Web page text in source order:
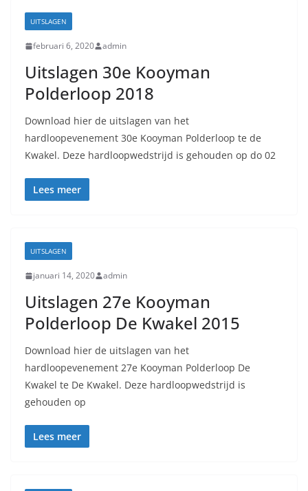
UITSLAGEN
februari 6, 2020 admin
Uitslagen 30e Kooyman
Polderloop 2018
Download hier de uitslagen van het
hardloopevenement 30e Kooyman Polderloop te de
Kwakel. Deze hardloopwedstrijd is gehouden op do 02
Lees meer
UITSLAGEN
januari 14, 2020 admin
Uitslagen 27e Kooyman
Polderloop De Kwakel 2015
Download hier de uitslagen van het
hardloopevenement 27e Kooyman Polderloop De
Kwakel te De Kwakel. Deze hardloopwedstrijd is
gehouden op
Lees meer